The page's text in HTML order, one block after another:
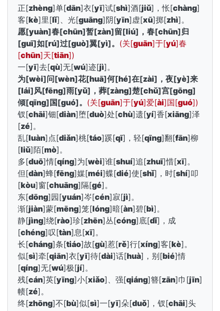
正[zhèng]单[dān]衣[yī]试[shì]酒[jiǔ]，怅[chàng]
客[kè]里[lǐ]、光[guāng]阴[yīn]虚[xū]掷[zhì]。
愿[yuàn]春[chūn]暂[zàn]留[liú]，春[chūn]归
[guī]如[rú]过[guò]翼[yì]。 (关[guān]于[yú]春
[chūn]天[tiān])
一[yī]去[qù]无[wú]迹[jì]。
为[wèi]问[wèn]花[huā]何[hé]在[zài]，夜[yè]来
[lái]风[fēng]雨[yǔ]，葬[zàng]楚[chǔ]宫[gōng]
倾[qīng]国[guó]。 (关[guān]于[yú]爱[ài]国[guó])
钗[chāi]钿[diàn]堕[duò]处[chù]遗[yí]香[xiāng]泽
[zé]。
乱[luàn]点[diǎn]桃[táo]蹊[qī]，轻[qīng]翻[fān]柳
[liǔ]陌[mò]。
多[duō]情[qíng]为[wèi]谁[shuí]追[zhuī]惜[xī]。
但[dàn]蜂[fēng]媒[méi]蝶[dié]使[shǐ]，时[shí]叩
[kòu]窗[chuāng]隔[gé]。
东[dōng]园[yuán]岑[cén]寂[jì]。
渐[jiàn]蒙[mēng]笼[lóng]暗[àn]碧[bì]。
静[jìng]绕[rào]珍[zhēn]丛[cóng]底[dǐ]，成
[chéng]叹[tàn]息[xī]。
长[cháng]条[tiáo]故[gù]惹[rě]行[xíng]客[kè]。
似[sì]牵[qiān]衣[yī]待[dài]话[huà]，别[bié]情
[qíng]无[wú]极[jí]。
残[cán]英[yīng]小[xiǎo]、强[qiáng]簪[zān]巾[jīn]
帻[zé]。
终[zhōng]不[bù]似[sì]一[yī]朵[duǒ]，钗[chāi]头